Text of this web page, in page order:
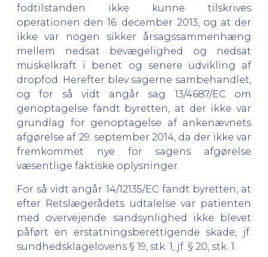
fodtilstanden ikke kunne tilskrives
operationen den 16. december 2013, og at der
ikke var nogen sikker årsagssammenhæng
mellem nedsat bevægelighed og nedsat
muskelkraft i benet og senere udvikling af
dropfod. Herefter blev sagerne sambehandlet,
og for så vidt angår sag 13/4687/EC om
genoptagelse fandt byretten, at der ikke var
grundlag for genoptagelse af ankenævnets
afgørelse af 29. september 2014, da der ikke var
fremkommet nye for sagens afgørelse
væsentlige faktiske oplysninger.
For så vidt angår 14/12135/EC fandt byretten, at
efter Retslægerådets udtalelse var patienten
med overvejende sandsynlighed ikke blevet
påført en erstatningsberettigende skade, jf.
sundhedsklagelovens § 19, stk. 1, jf. § 20, stk. 1.